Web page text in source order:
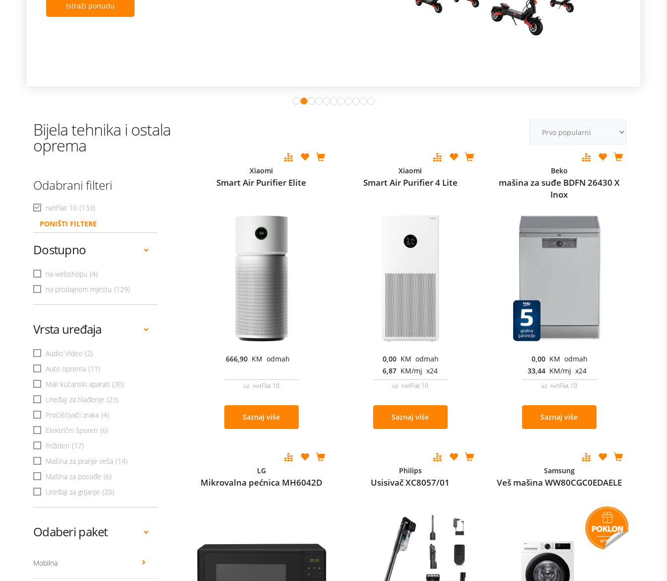
Istraži ponudu
Bijela tehnika i ostala
oprema
Odabrani filteri
netFlat 10 (133)
PONIŠTI FILTERE
Dostupno
na webshopu (4)
na prodajnom mjestu (129)
Vrsta uređaja
Audio Video (2)
Auto oprema (11)
Mali kućanski aparati (30)
Uređaji za hlađenje (23)
Pročišćivači zraka (4)
Električni šporeti (6)
Frižideri (17)
Mašina za pranje veša (14)
Mašina za posuđe (6)
Uređaji za grijanje (20)
Odaberi paket
Mobilna
Xiaomi
Smart Air Purifier Elite
666,90 KM odmah
uz netFlat 10
Saznaj više
Xiaomi
Smart Air Purifier 4 Lite
0,00 KM odmah
6,87 KM/mj x24
uz netFlat 10
Saznaj više
Beko
mašina za suđe BDFN 26430 X
Inox
0,00 KM odmah
33,44 KM/mj x24
uz netFlat 10
Saznaj više
LG
Mikrovalna pećnica MH6042D
Philips
Usisivač XC8057/01
Samsung
Veš mašina WW80CGC0EDAELE